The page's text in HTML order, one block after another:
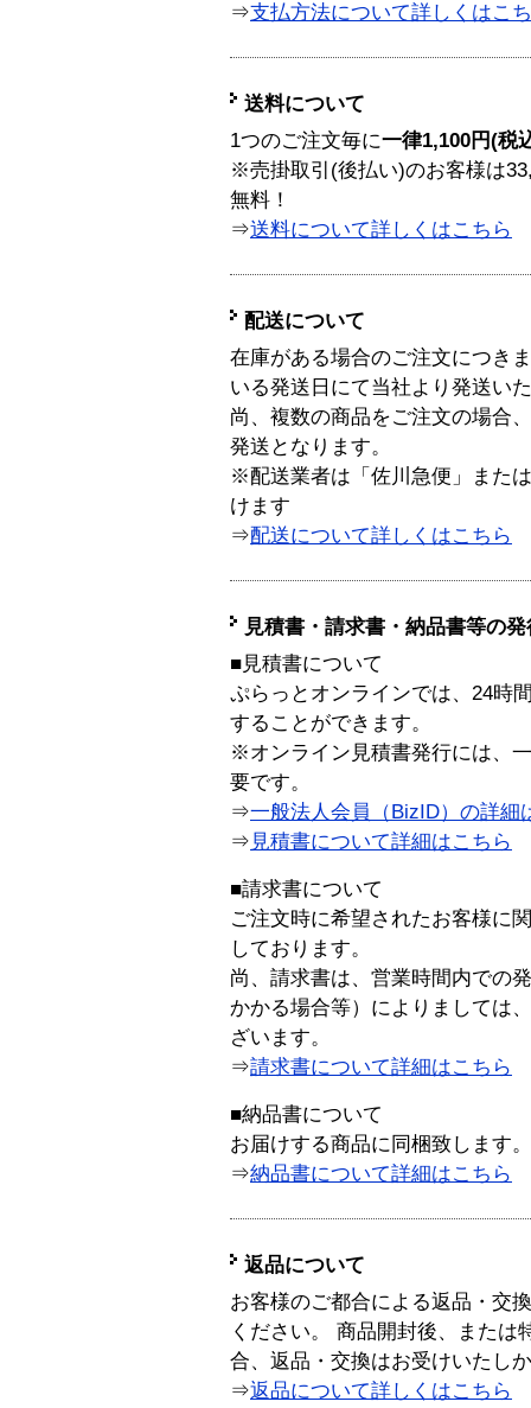
⇒支払方法について詳しくはこ
送料について
1つのご注文毎に一律1,100円(税
※売掛取引(後払い)のお客様は
無料！
⇒送料について詳しくはこちら
配送について
在庫がある場合のご注文につき
いる発送日にて当社より発送い
尚、複数の商品をご注文の場合
発送となります。
※配送業者は「佐川急便」また
けます
⇒配送について詳しくはこちら
見積書・請求書・納品書等の
■見積書について
ぷらっとオンラインでは、24時
することができます。
※オンライン見積書発行には、
要です。
⇒一般法人会員（BizID）の詳細
⇒ 見積書について詳細はこちら
■請求書について
ご注文時に希望されたお客様に
しております。
尚、請求書は、営業時間内での
かかる場合等）によりましては
ざいます。
⇒請求書について詳細はこちら
■納品書について
お届けする商品に同梱致します。
⇒納品書について詳細はこちら
返品について
お客様のご都合による返品・交
ください。 商品開封後、または
合、返品・交換はお受けいたし
⇒返品について詳しくはこちら